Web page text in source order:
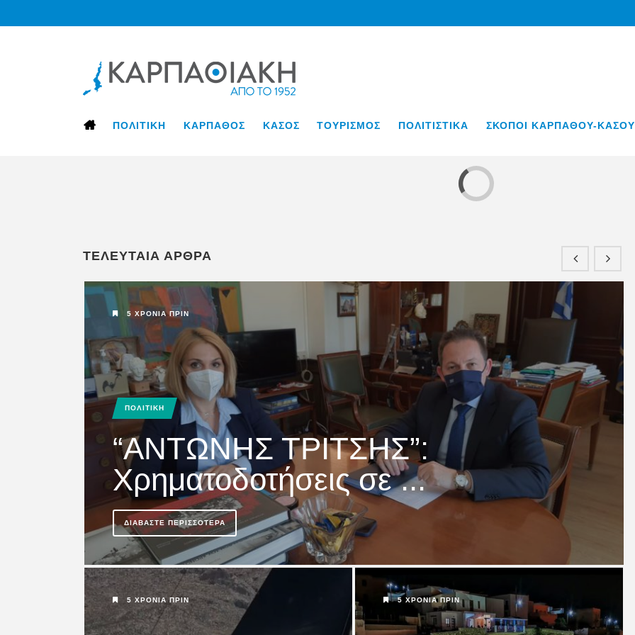
ΠΟΛΙΤΙΚΗ ΚΑΡΠΑΘΟΣ ΚΑΣΟΣ ΤΟΥΡΙΣΜΟΣ ΠΟΛΙΤΙΣΤΙΚΑ ΣΚΟΠΟΙ ΚΑΡΠΑΘΟΥ-ΚΑΣΟΥ
Η “ΚΑΡΠΑΘΙΑΚΗ” στο
διαδίκτυο www.karpa...
ΔΙΑΒΆΣΤΕ ΠΕΡΙΣΣΌΤΕΡΑ
5 ΧΡΌΝΙΑ ΠΡΙΝ
ΚΑΡΠΑΘΟΣ ΚΟΙΝΩΝΙΚΑ ΟΘΟΣ
Ι.Ν.Μεταμορφώσεως του
ΤΕΛΕΥΤΑΙΑ ΑΡΘΡΑ
5 ΧΡΌΝΙΑ ΠΡΙΝ
ΠΟΛΙΤΙΚΗ
“ANTΩΝΗΣ ΤΡΙΤΣΗΣ”:
Xρηματοδοτήσεις σε ...
ΔΙΑΒΆΣΤΕ ΠΕΡΙΣΣΌΤΕΡΑ
5 ΧΡΌΝΙΑ ΠΡΙΝ 5 ΧΡΌΝΙΑ ΠΡΙΝ